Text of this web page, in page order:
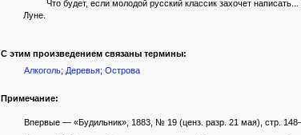
Что будет, если молодой русский классик захочет
Луне.
С этим произведением связаны термины:
Алкоголь; Деревья; Острова
Примечание:
Впервые — «Будильник», 1883, № 19 (ценз. разр. 21 мая), стр.